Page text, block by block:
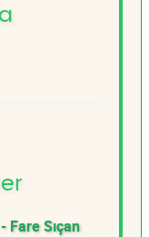
Fare Sıçan